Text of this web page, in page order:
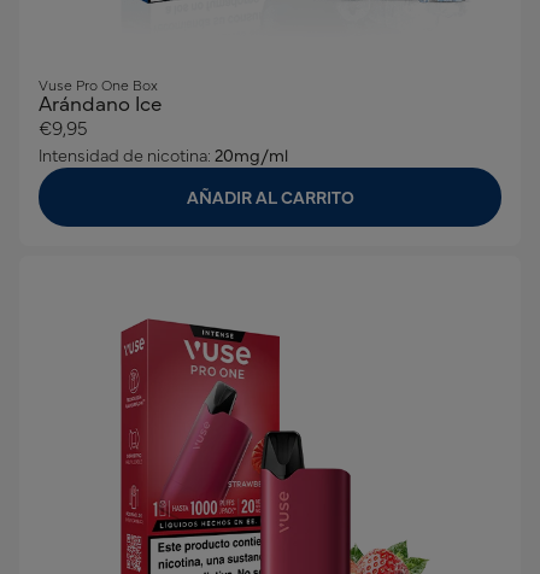
Vuse Pro One Box
Arándano Ice
€9,95
Intensidad de nicotina: 20mg/ml
AÑADIR AL CARRITO